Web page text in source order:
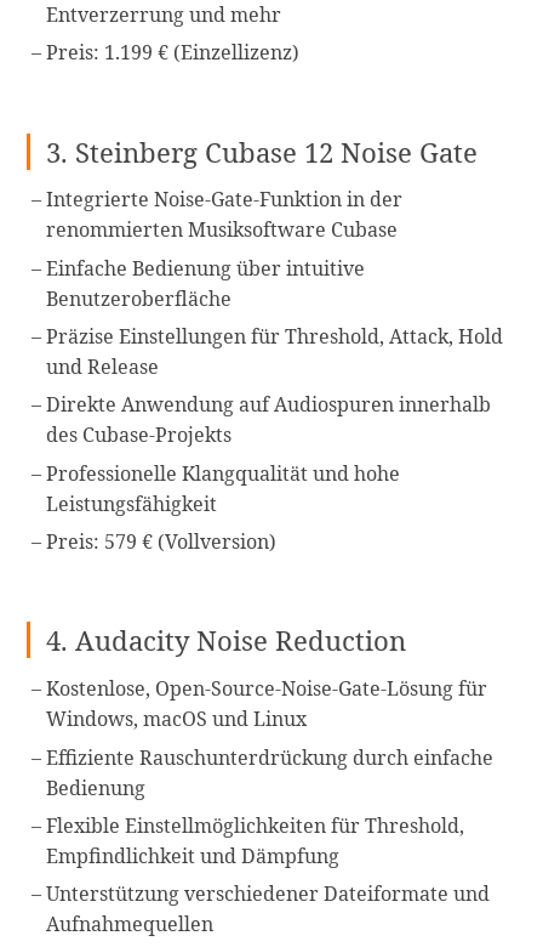
Entverzerrung und mehr
Preis: 1.199 € (Einzellizenz)
3. Steinberg Cubase 12 Noise Gate
Integrierte Noise-Gate-Funktion in der
renommierten Musiksoftware Cubase
Einfache Bedienung über intuitive
Benutzeroberfläche
Präzise Einstellungen für Threshold, Attack, Hold
und Release
Direkte Anwendung auf Audiospuren innerhalb
des Cubase-Projekts
Professionelle Klangqualität und hohe
Leistungsfähigkeit
Preis: 579 € (Vollversion)
4. Audacity Noise Reduction
Kostenlose, Open-Source-Noise-Gate-Lösung für
Windows, macOS und Linux
Effiziente Rauschunterdrückung durch einfache
Bedienung
Flexible Einstellmöglichkeiten für Threshold,
Empfindlichkeit und Dämpfung
Unterstützung verschiedener Dateiformate und
Aufnahmequellen